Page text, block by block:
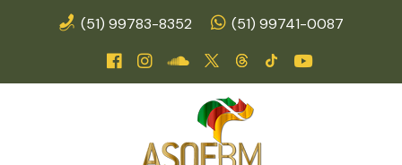
(51) 99783-8352 (51) 99741-0087